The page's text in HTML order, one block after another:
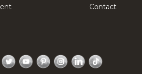
Contact
Facebook
TwitterYouTubePinterestInstagram
LinkedIn